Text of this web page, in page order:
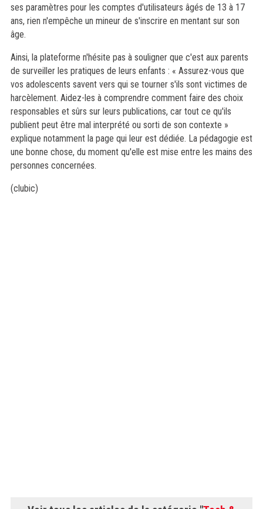
ses paramètres pour les comptes d'utilisateurs âgés de 13 à 17
ans, rien n'empêche un mineur de s'inscrire en mentant sur son
âge.
Ainsi, la plateforme n'hésite pas à souligner que c'est aux parents
de surveiller les pratiques de leurs enfants : « Assurez-vous que
vos adolescents savent vers qui se tourner s'ils sont victimes de
harcèlement. Aidez-les à comprendre comment faire des choix
responsables et sûrs sur leurs publications, car tout ce qu'ils
publient peut être mal interprété ou sorti de son contexte »
explique notamment la page qui leur est dédiée. La pédagogie est
une bonne chose, du moment qu'elle est mise entre les mains des
personnes concernées.
(clubic)